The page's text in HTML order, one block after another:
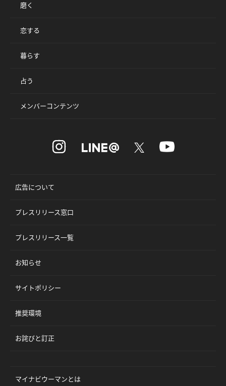
磨く
恋する
暮らす
占う
メンバーコンテンツ
広告について
プレスリリース窓口
プレスリリース一覧
お知らせ
サイトポリシー
推奨環境
お詫びと訂正
マイナビウーマンとは